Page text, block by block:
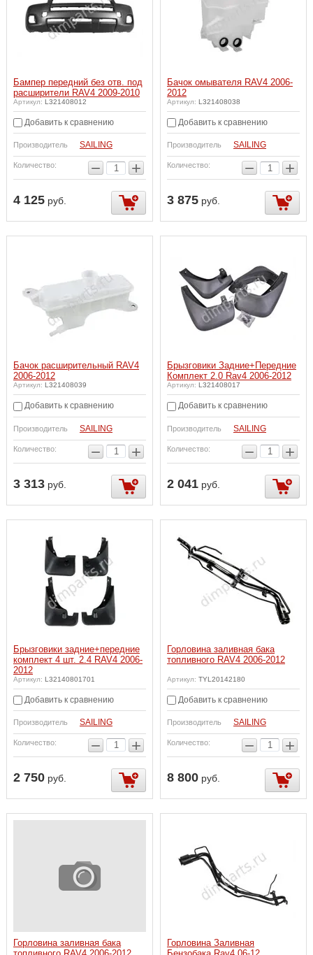
Бампер передний без отв. под
расширители RAV4 2009-2010
Артикул: L321408012
Добавить к сравнению
Производитель SAILING
Количество: − +
4 125 руб.
Бачок омывателя RAV4 2006-
2012
Артикул: L321408038
Добавить к сравнению
Производитель SAILING
Количество: − +
3 875 руб.
Бачок расширительный RAV4
2006-2012
Артикул: L321408039
Добавить к сравнению
Производитель SAILING
Количество: − +
3 313 руб.
Брызговики Задние+Передние
Комплект 2.0 Rav4 2006-2012
Артикул: L321408017
Добавить к сравнению
Производитель SAILING
Количество: − +
2 041 руб.
Брызговики задние+передние
комплект 4 шт. 2.4 RAV4 2006-
2012
Артикул: L32140801701
Добавить к сравнению
Производитель SAILING
Количество: − +
2 750 руб.
Горловина заливная бака
топливного RAV4 2006-2012
Артикул: TYL20142180
Добавить к сравнению
Производитель SAILING
Количество: − +
8 800 руб.
Горловина заливная бака
Горловина Заливная